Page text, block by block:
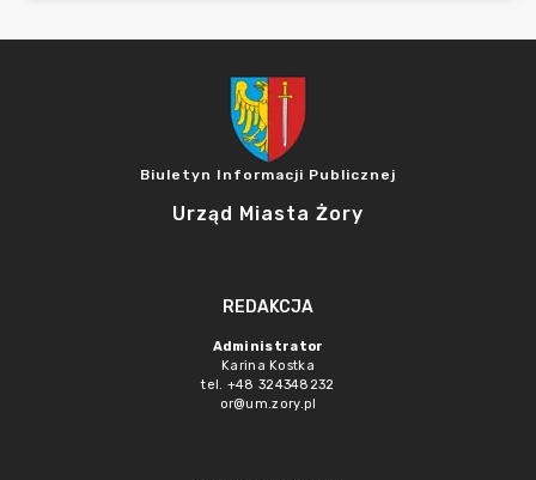
Biuletyn Informacji Publicznej
Urząd Miasta Żory
REDAKCJA
Administrator
Karina Kostka
tel. +48 324348232
or@um.zory.pl